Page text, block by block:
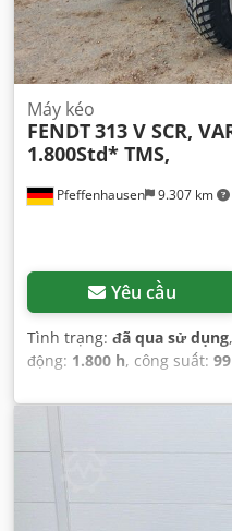
Pfeffenhausen 9.307 km
Máy kéo
FENDT313 V SCR,
1.800Std* TMS,
Yêu cầu
Tình trạng: đã qua sử dụng
động: 1.800 h, công suất:
cabin, dẫn động bốn